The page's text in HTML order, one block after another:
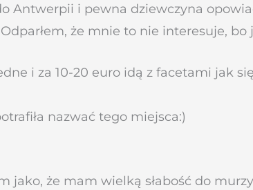
Antwerpii i pewna dziewczyna
że mnie to nie interesuje,
i za 10-20 euro idą z facetami jak
nazwać tego miejsca:)
jako, że mam wielką słabość do